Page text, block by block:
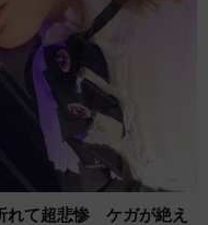
れて超悲惨 ケガが絶え